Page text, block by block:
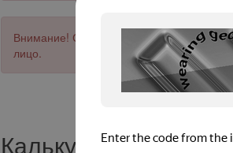
Внимание! Сервис работает только с
лицо.
Калькулятор лизинга